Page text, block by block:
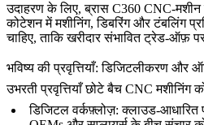
उदाहरण के लिए,ब्रास C360 CNC-मशीन
कोटेशन में मशीनिंग, डिबरिंग औरटंबलिंग
चाहिए, ताकि खरीदार संभावित ट्रेड-ऑफ़
भविष्य की प्रवृत्तियाँ: डिजिटलीकरण और
उभरती प्रवृत्तियाँ छोटे बैच CNC मशीनिंग
डिजिटल वर्कफ़्लोज़: क्लाउड-आधारित